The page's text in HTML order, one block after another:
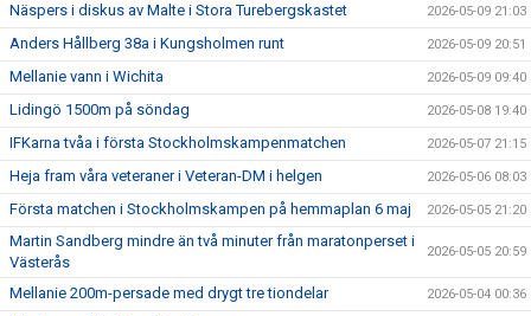
Näspers i diskus av Malte i Stora Turebergskastet 2026-05-09 21:03
Anders Hållberg 38a i Kungsholmen runt 2026-05-09 20:51
Mellanie vann i Wichita 2026-05-09 09:40
Lidingö 1500m på söndag 2026-05-08 19:40
IFKarna tvåa i första Stockholmskampenmatchen 2026-05-07 21:15
Heja fram våra veteraner i Veteran-DM i helgen 2026-05-06 08:03
Första matchen i Stockholmskampen på hemmaplan 6 maj 2026-05-05 21:20
Martin Sandberg mindre än två minuter från maratonperset i
Västerås
2026-05-05 20:59
Mellanie 200m-persade med drygt tre tiondelar 2026-05-04 00:36